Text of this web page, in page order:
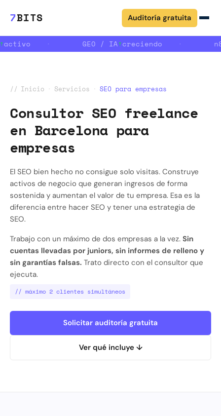
7BITS Auditoría gratuita
activo GEO / IA↑creciendo
// Inicio · Servicios · SEO para empresas
Consultor SEO freelance
en Barcelona para
empresas
El SEO bien hecho no consigue solo visitas. Construye
activos de negocio que generan ingresos de forma
sostenida y aumentan el valor de tu empresa. Esa es la
diferencia entre hacer SEO y tener una estrategia de
SEO.
Trabajo con un máximo de dos empresas a la vez. Sin
cuentas llevadas por juniors, sin informes de relleno y
sin garantías falsas. Trato directo con el consultor que
ejecuta.
// máximo 2 clientes simultáneos
Solicitar auditoría gratuita
Ver qué incluye ↓